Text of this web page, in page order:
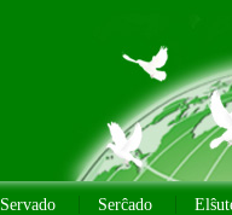
Servado Serĉado